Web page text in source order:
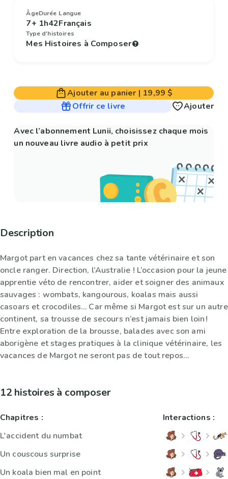
Âge
7+
Durée
1h42
Langue
Français
Type d'histoires
Mes Histoires à Composer
Ajouter au panier | 19,99 $
Offrir ce livre
Ajouter
Avec l’abonnement Lunii, choisissez chaque mois
un nouveau livre audio à petit prix
Description
Margot part en vacances chez sa tante vétérinaire et son
oncle ranger. Direction, l’Australie ! L’occasion pour la jeune
apprentie véto de rencontrer, aider et soigner des animaux
sauvages : wombats, kangourous, koalas mais aussi
casoars et crocodiles… Car même si Margot est sur un autre
continent, sa trousse de secours n’est jamais bien loin !
Entre exploration de la brousse, balades avec son ami
aborigène et stages pratiques à la clinique vétérinaire, les
vacances de Margot ne seront pas de tout repos…
12 histoires à composer
Chapitres :
L'accident du numbat
Un couscous surprise
Un koala bien mal en point
Interactions :